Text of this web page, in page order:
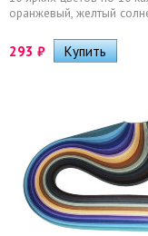
оранжевый, желтый
293 ₽